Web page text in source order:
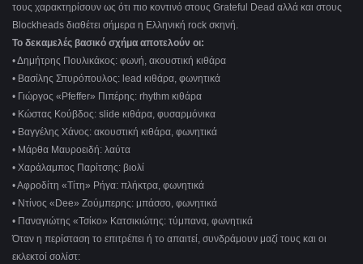
τους χαρακτηρίσουν ως ότι πιο κοντινό στους Grateful Dead αλλά και στους
Blockheads διαθέτει σήμερα η Ελληνική rock σκηνή.
Το δεκαμελές βασικό σχήμα αποτελούν οι:
• Δημήτρης Πουλικάκος: φωνή, ακουστική κιθάρα
• Βασίλης Σπυρόπουλος: lead κιθάρα, φωνητικά
• Γιώργος «Pfeffer» Πιπέρης: rhythm κιθάρα
• Κώστας Κούβδος: slide κιθάρα, φυσαρμόνικα
• Βαγγέλης Χάνος: ακουστική κιθάρα, φωνητικά
• Μάρθα Μαυροειδή: λαύτα
• Χαράλαμπος Παρίτσης: βιολί
• Αφροδίτη «Τίτη» Ρήγα: πλήκτρα, φωνητικά
• Ντίνος «Dee» Ζούμπερης: μπάσσο, φωνητικά
• Παναγιώτης «Τσίκο» Κατσικιώτης: τύμπανα, φωνητικά
Όταν η περίσταση το επιτρέπει ή το απαιτεί, συνδράμουν μαζί τους και οι
εκλεκτοί σολίστ: